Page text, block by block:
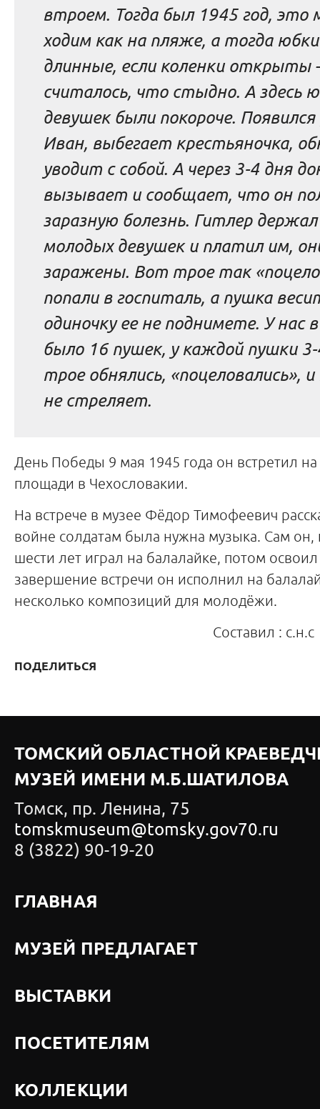
втроем. Тогда был 1945 год, это
ходим как на пляже, а тогда
длинные, если коленки
считалось, что стыдно. А здесь
девушек были покороче. Появился
Иван, выбегает крестьяночка,
уводит с собой. А через 3-4 дня
вызывает и сообщает, что он
заразную болезнь. Гитлер
молодых девушек и платил им,
заражены. Вот трое так
попали в госпиталь, а пушка
одиночку ее не поднимете. У нас
было 16 пушек, у каждой пушки 3-
трое обнялись, «поцеловались»,
не стреляет.
День Победы 9 мая 1945 года он встретил
площади в Чехословакии.
На встрече в музее Фёдор Тимофеевич
войне солдатам была нужна музыка. Сам он,
шести лет играл на балалайке, потом освоил
завершение встречи он исполнил на
несколько композиций для молодёжи.
Составил :
ПОДЕЛИТЬСЯ
ТОМСКИЙ ОБЛАСТНОЙ
МУЗЕЙ ИМЕНИ М.Б.ШАТИЛОВА
Томск, пр. Ленина, 75
tomskmuseum@tomsky.gov70.ru
8 (3822) 90-19-20
ГЛАВНАЯ
МУЗЕЙ ПРЕДЛАГАЕТ
ВЫСТАВКИ
ПОСЕТИТЕЛЯМ
КОЛЛЕКЦИИ